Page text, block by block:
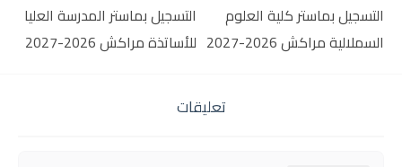
التسجيل بماستر كلية العلوم
السملالية مراكش 2026-2027
التسجيل بماستر المدرسة العليا
للأساتذة مراكش 2026-2027
تعليقات